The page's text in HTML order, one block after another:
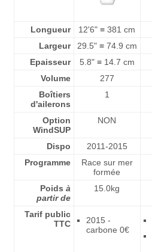
Longueur 12'6" ≡ 381 cm
Largeur
29.5" ≡ 74.9 cm
Epaisseur
5.8" ≡ 14.7 cm
Volume
277
Boîtiers
d'ailerons
1
Option
WindSUP
NON
Dispo 2011-2015
Programme
Race sur mer
formée
Poids à
partir de
15.0kg
Tarif public
TTC
2015 -
carbone 0€